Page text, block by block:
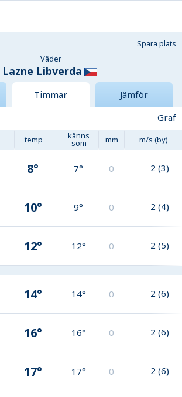
Spara plats
Väder
Lazne Libverda
Timmar
Jämför
Graf
temp känns
som mm m/s (by)
8° 7° 0 2 (3)
10° 9° 0 2 (4)
12° 12° 0 2 (5)
14° 14° 0 2 (6)
16° 16° 0 2 (6)
17° 17° 0 2 (6)